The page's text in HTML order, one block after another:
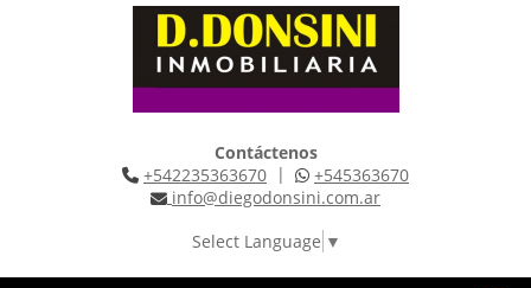
Contáctenos
+542235363670 |
+545363670
info@diegodonsini.com.ar
Select Language ▼